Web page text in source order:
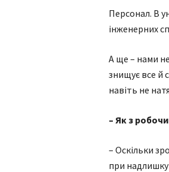
Персонал. В
інженерних
А ще – нами
знищує все й
навіть не
– Як з
– Оскільки
при надлишку